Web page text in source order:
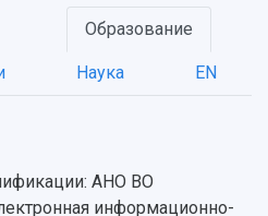
университет?
Образование
Наука EN
АНО ВО
информационно-